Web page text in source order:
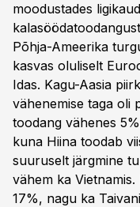
moodustades
Põhja-Ameerika
kasvas oluliselt
Idas. Kagu-Aasia
vähenemise taga oli
toodang vähenes
kuna Hiina toodab
suuruselt järgmine
vähem ka
17%, nagu ka